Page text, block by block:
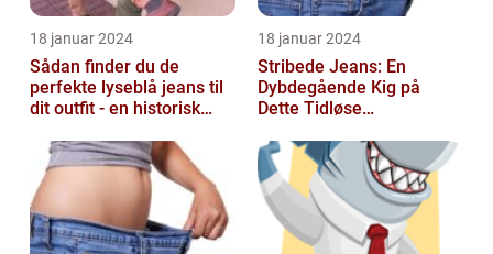
18 januar 2024
Sådan finder du de
perfekte lyseblå jeans til
dit outfit - en historisk
fash...
18 januar 2024
Stribede Jeans: En
Dybdegående Kig på
Dette Tidløse